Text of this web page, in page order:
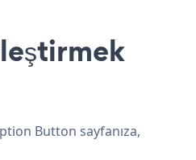
Button sayfanıza,